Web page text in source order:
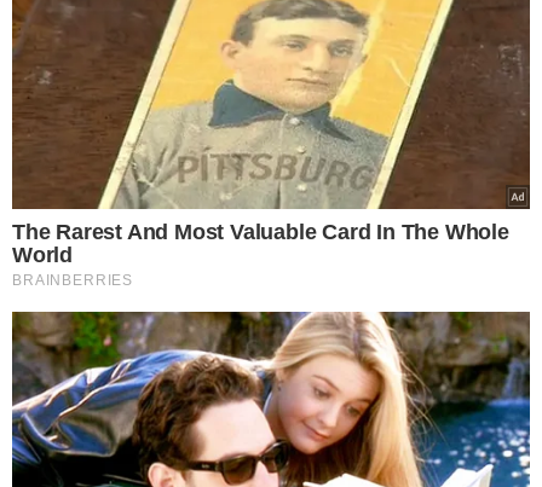
No segundo tempo, o Bahia cresceu com o apoio da
torcida e pressionou o adversário, mantendo o
Palmeiras no campo defensivo. A equipe paulista tentou
reagir em lances de bola parada, principalmente com
Vitor Roque, que levou perigo em cabeçadas e faltas
levantadas na área. A tensão aumentou até que Ademir
foi lançado em velocidade, protegeu a bola de Jefté e
Nos minutos finais, o Bahia conseguiu controlar a partida
e conter a pressão do Palmeiras, que se lançou ao
ataque em busca do empate. Ademir ainda teve a chance
de ampliar aos 54 minutos, mas parou na defesa
organizada do time baiano. A equipe de Rogério Ceni
manteve a solidez defensiva e garantiu os três pontos em